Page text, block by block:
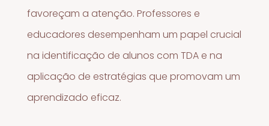
favoreçam a atenção. Professores e
educadores desempenham um papel crucial
na identificação de alunos com TDA e na
aplicação de estratégias que promovam um
aprendizado eficaz.